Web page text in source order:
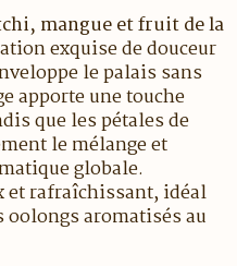
mangue et fruit de la
exquise de douceur
le palais sans
apporte une touche
que les pétales de
le mélange et
globale.
et rafraîchissant, idéal
aromatisés au